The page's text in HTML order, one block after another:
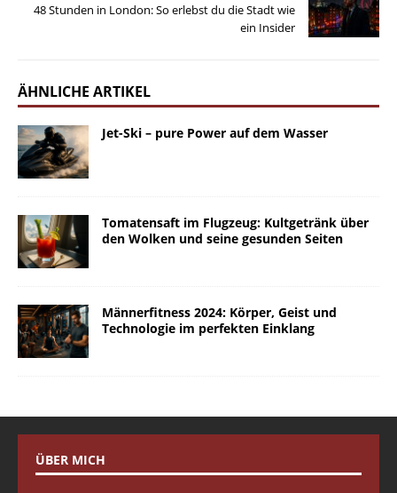
48 Stunden in London: So erlebst du die Stadt wie
ein Insider
ÄHNLICHE ARTIKEL
Jet-Ski – pure Power auf dem Wasser
Tomatensaft im Flugzeug: Kultgetränk über
den Wolken und seine gesunden Seiten
Männerfitness 2024: Körper, Geist und
Technologie im perfekten Einklang
ÜBER MICH